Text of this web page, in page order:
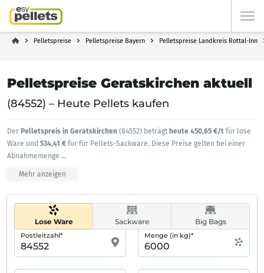
Pelletspreise Pelletspreise Bayern Pelletspreise Landkreis Rottal-Inn
Pelletspreise Geratskirchen aktuell
(84552) – Heute Pellets kaufen
Der Pelletspreis in Geratskirchen (84552) beträgt heute 450,65 €/t für lose
Ware und 534,41 € für für Pellets-Sackware. Diese Preise gelten bei einer
Abnahmemenge ...
Mehr anzeigen
Lose Ware Sackware Big Bags
Postleitzahl* Menge (in kg)*